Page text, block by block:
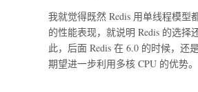
我就觉得既然 Redis 用单线程模型
的性能表现，就说明 Redis 的选择
此，后面 Redis 在 6.0 的时候，还
期望进一步利用多核 CPU 的优势。